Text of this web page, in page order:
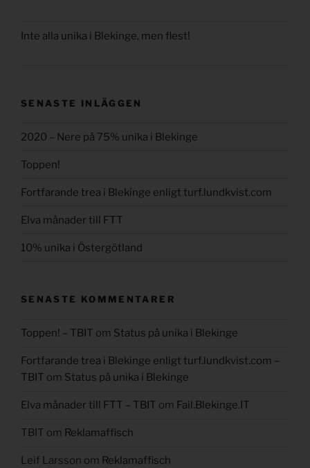
Inte alla unika i Blekinge, men flest!
SENASTE INLÄGGEN
2020 – Nere på 75% unika i Blekinge
Toppen!
Fortfarande trea i Blekinge enligt turf.lundkvist.com
Elva månader till FTT
10% unika i Östergötland
SENASTE KOMMENTARER
Toppen! – TBIT om Status på unika i Blekinge
Fortfarande trea i Blekinge enligt turf.lundkvist.com –
TBIT om Status på unika i Blekinge
Elva månader till FTT – TBIT om Fail.Blekinge.IT
TBIT om Reklamaffisch
Leif Larsson om Reklamaffisch